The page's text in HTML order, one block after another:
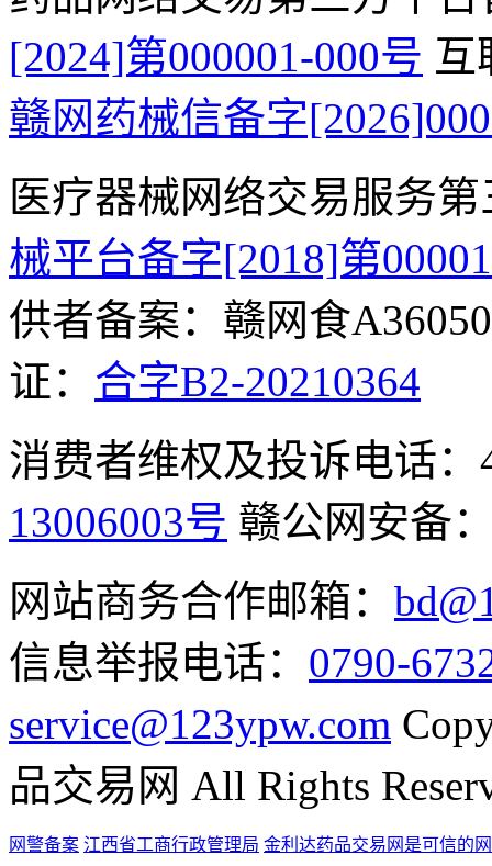
[2024]第000001-000号 互
赣网药械信备字
医疗器械网络交易服务
械平台备字[2018]第
供者备案：赣网食
证： 合字B2-20210364
消费者维权及投诉电话：
13006003号 赣公网安备
网站商务合作邮箱：
信息举报电话： 0790-
service@123ypw.com
品交易网 All Rights
网警备案 江西省工商行政管理局 金利达药品交易网是可信的